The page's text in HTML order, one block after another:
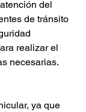
del
de tránsito
realizar el
necesarias.
ya que